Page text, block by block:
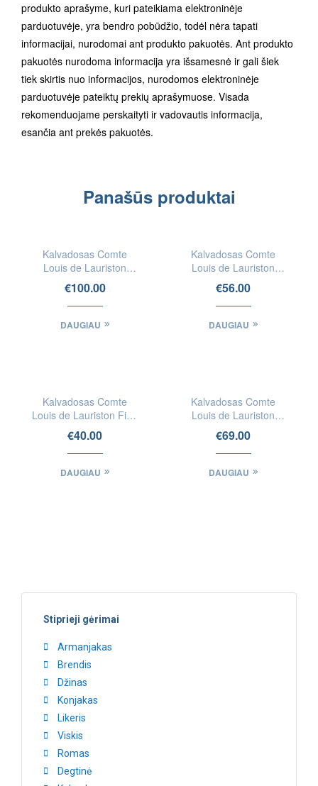
produkto aprašyme, kuri pateikiama elektroninėje
parduotuvėje, yra bendro pobūdžio, todėl nėra tapati
informacijai, nurodomai ant produkto pakuotės. Ant produkto
pakuotės nurodoma informacija yra išsamesnė ir gali šiek
tiek skirtis nuo informacijos, nurodomos elektroninėje
parduotuvėje pateiktų prekių aprašymuose. Visada
rekomenduojame perskaityti ir vadovautis informacija,
esančia ant prekės pakuotės.
Panašūs produktai
FIZINĖSE
PARDUOTUVĖSE
Kalvadosas Comte
Louis de Lauriston
Hors d‘Age
Domfrontais
€100.00
DAUGIAU
FIZINĖSE
PARDUOTUVĖSE
Kalvadosas Comte
Louis de Lauriston
Reserve – Domfrontais
€56.00
DAUGIAU
FIZINĖSE
PARDUOTUVĖSE
Kalvadosas Comte
Louis de Lauriston Fine
Calvados AOC
€40.00
DAUGIAU
FIZINĖSE
PARDUOTUVĖSE
Kalvadosas Comte
Louis de Lauriston
VSOP Domfrontais
€69.00
DAUGIAU
Stiprieji gėrimai
Armanjakas
Brendis
Džinas
Konjakas
Likeris
Viskis
Romas
Degtinė